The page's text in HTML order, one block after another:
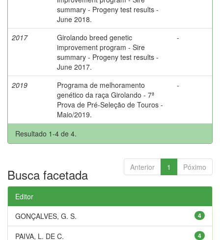
summary - Progeny test results -
June 2018.
2017
Girolando breed genetic
improvement program - Sire
summary - Progeny test results -
June 2017.
-
2019
Programa de melhoramento
genético da raça Girolando - 7ª
Prova de Pré-Seleção de Touros -
Maio/2019.
-
Resultado 1-4 de 4.
Anterior 1 Póximo
Busca facetada
Editor
4
GONÇALVES, G. S.
4
PAIVA, L. DE C.